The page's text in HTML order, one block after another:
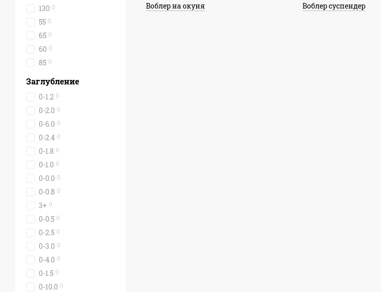
Воблер на окуня
Воблер суспендер
130 0
55 0
65 0
60 0
85 0
Заглубление
0-1.2 0
0-2.0 0
0-6.0 0
0-2.4 0
0-1.8 0
0-1.0 0
0-0.0 0
0-0.8 0
3+ 0
0-0.5 0
0-2.5 0
0-3.0 0
0-4.0 0
0-1.5 0
0-10.0 0